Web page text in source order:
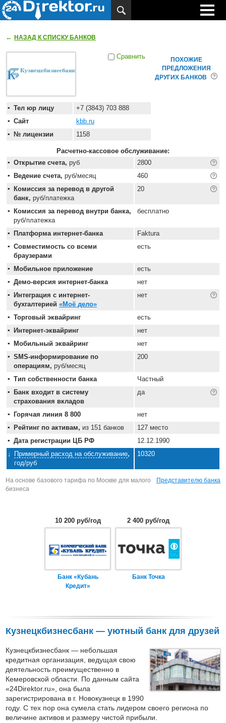
← НАЗАД К СПИСКУ БАНКОВ
Сравнить
Тел юр лицу
+7 (3843) 703 888
Сайт
kbb.ru
№ лицензии
1158
Расчетно-кассовое обслуживание:
Открытие счета, руб
2800
Ведение счета, руб/месяц
460
Комиссия за перевод в другой
банк, руб/платежка
20
Комиссия за перевод внутри банка,
руб/платежка
бесплатно
Платформа интернет-банка
Faktura
Совместимость со всеми
браузерами
есть
Мобильное приложение
есть
Демо-версия интернет-банка
нет
Интеграция с интернет-
бухгалтерией «Моё дело»
нет
Торговый эквайринг
есть
Интернет-эквайринг
нет
Мобильный эквайринг
нет
SMS-информирование по
операциям, руб/месяц
200
Тип собственности банка
Частный
Банк входит в систему
страхования вкладов
да
Горячая линия 8 800
нет
Рейтинг по активам, из 151 банков
127 место
Дата регистрации ЦБ РФ
12.12.1990
Примерный расход на обслуживание,
год/руб
10320
На основе базового тарифа по Москве для малого
бизнеса
Представителю банка
ПОХОЖИЕ
ПРЕДЛОЖЕНИЯ
ДРУГИХ БАНКОВ
10 200 руб/год
Банк «Кубань
Кредит»
2 400 руб/год
Банк Точка
Кузнецкбизнесбанк — уютный банк для друзей
Кузнецкбизнесбанк — небольшая
кредитная организация, ведущая свою
деятельность преимущественно в
Кемеровской области. По данным сайта
«24Direktor.ru», она была
зарегистрирована в г. Новокузнецк в 1990
году. С тех пор она сумела стать лидером своего региона по
величине активов и размеру чистой прибыли.